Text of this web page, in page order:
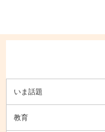
いま話題
教育